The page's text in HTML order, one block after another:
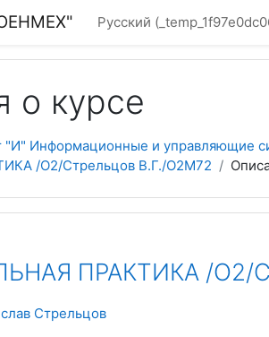
Русский
о курсе
"И" Информационные и управляющие
/О2/Стрельцов В.Г./О2М72
ПРАКТИКА /О2/
Стрельцов